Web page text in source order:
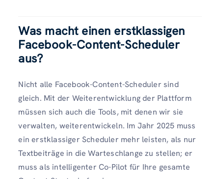
Was macht einen erstklassigen
Facebook-Content-Scheduler
aus?
Nicht alle Facebook-Content-Scheduler sind
gleich. Mit der Weiterentwicklung der Plattform
müssen sich auch die Tools, mit denen wir sie
verwalten, weiterentwickeln. Im Jahr 2025 muss
ein erstklassiger Scheduler mehr leisten, als nur
Textbeiträge in die Warteschlange zu stellen; er
muss als intelligenter Co-Pilot für Ihre gesamte